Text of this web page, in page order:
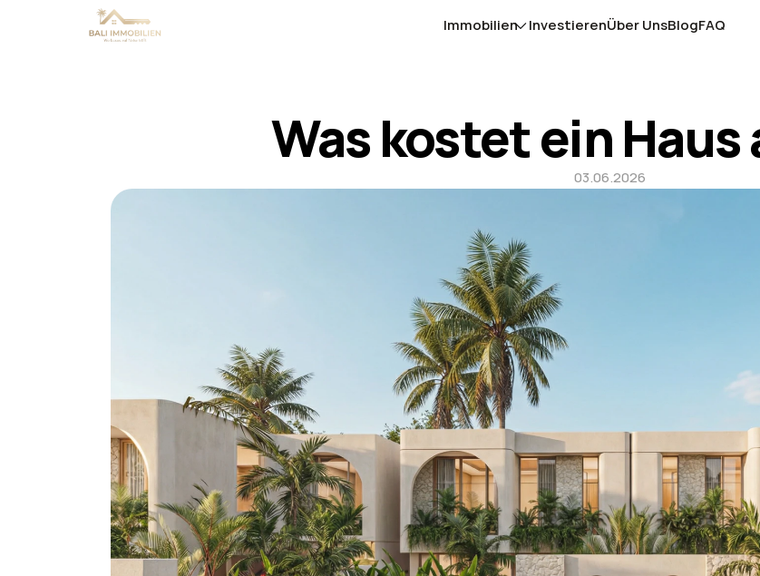
Immobilien InvestierenÜber UnsBlogFAQ
Was kostet ein Haus
03.06.2026